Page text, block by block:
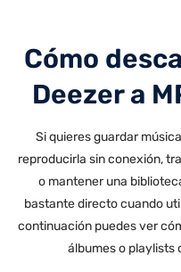
Cómo
Deezer a
Si quieres guardar
reproducirla sin conexión,
o mantener una
bastante directo cuando
continuación puedes ver
álbumes o playlists